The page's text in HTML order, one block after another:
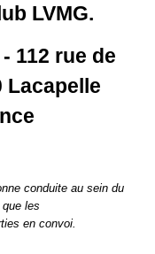
LVMG.
112 rue de
Lacapelle
conduite au sein du
les
en convoi.